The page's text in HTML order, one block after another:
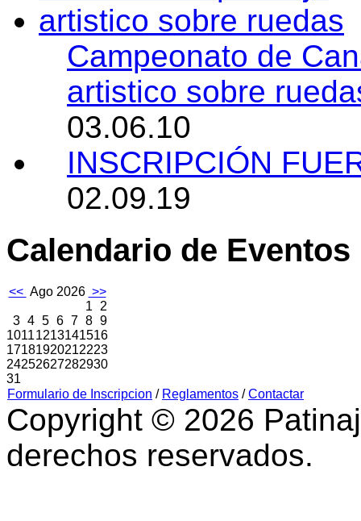
Campeonato de
artistico sobre
03.06.10
INSCRIPCIÓN
02.09.19
Calendario de Eventos
<< Ago 2026 >>
1
2
3 4 5 6 7 8 9
10111213141516
17181920212223
24252627282930
31
Formulario de Inscripcion / Reglamentos /Contactar
Copyright © 2026
derechos reservados.